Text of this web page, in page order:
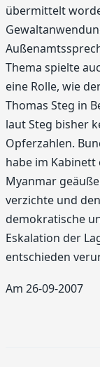
übermittelt
Thema spielte
eine Rolle, wie
Thomas Steg in
laut Steg bisher
Opferzahlen.
habe im
Myanmar
verzichte und
demokratische
Eskalation der
entschieden
Am 26-09-2007